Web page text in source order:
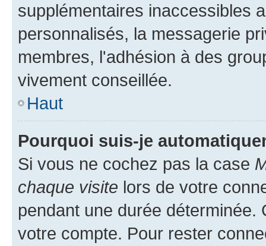
supplémentaires inaccessibles
personnalisés, la messagerie
membres, l'adhésion à des
vivement conseillée.
Haut
Pourquoi suis-je
Si vous ne cochez pas la case
chaque visite lors de votre
pendant une durée
votre compte. Pour rester